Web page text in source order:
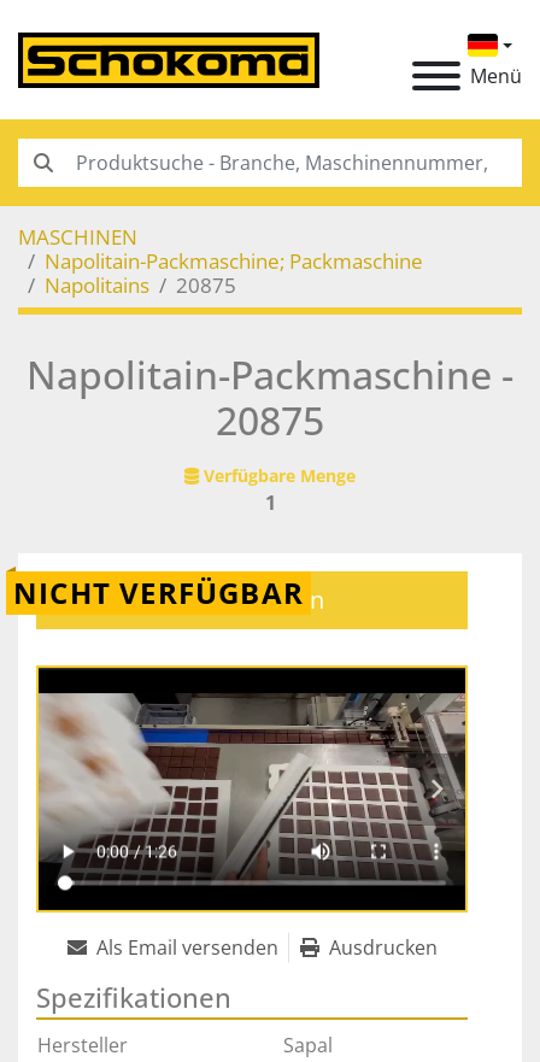
Menü
MASCHINEN
Napolitain-Packmaschine; Packmaschine
Napolitains
20875
Napolitain-Packmaschine -
20875
Verfügbare Menge
1
NICHT VERFÜGBAR
Kontaktieren
Als Email versenden Ausdrucken
Spezifikationen
Hersteller
Sapal